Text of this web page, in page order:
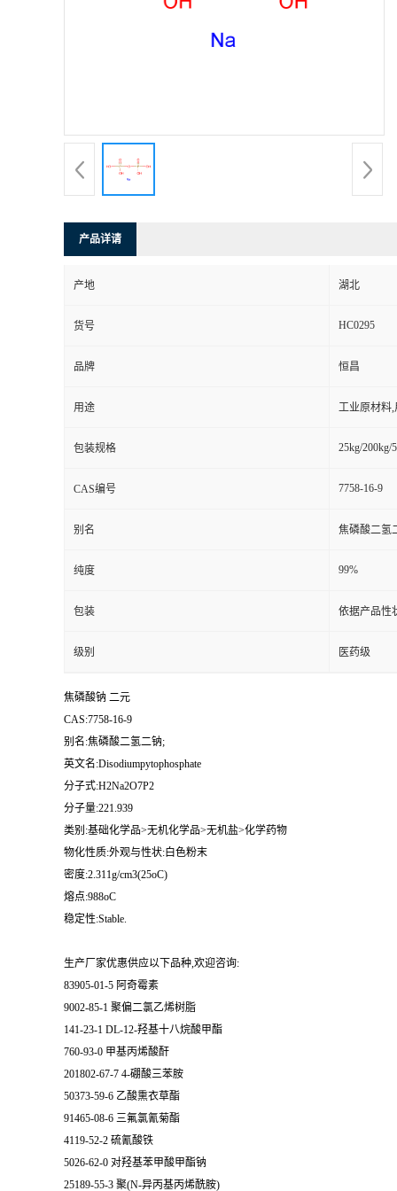
产品详请
产地 湖北
货号 HC0295
品牌 恒昌
用途 工业原材料
包装规格 25kg/200kg/
CAS编号 7758-16-9
别名 焦磷酸二氢
纯度 99%
包装 依据产品性
级别 医药级
焦磷酸钠 二元
CAS:7758-16-9
别名:焦磷酸二氢二钠;
英文名:Disodiumpytophosphate
分子式:H2Na2O7P2
分子量:221.939
类别:基础化学品>无机化学品>无机盐>化学药物
物化性质:外观与性状:白色粉末
密度:2.311g/cm3(25oC)
熔点:988oC
稳定性:Stable.
生产厂家优惠供应以下品种,欢迎咨询:
83905-01-5 阿奇霉素
9002-85-1 聚偏二氯乙烯树脂
141-23-1 DL-12-羟基十八烷酸甲酯
760-93-0 甲基丙烯酸酐
201802-67-7 4-硼酸三苯胺
50373-59-6 乙酸熏衣草酯
91465-08-6 三氟氯氰菊酯
4119-52-2 硫氰酸铁
5026-62-0 对羟基苯甲酸甲酯钠
25189-55-3 聚(N-异丙基丙烯酰胺)